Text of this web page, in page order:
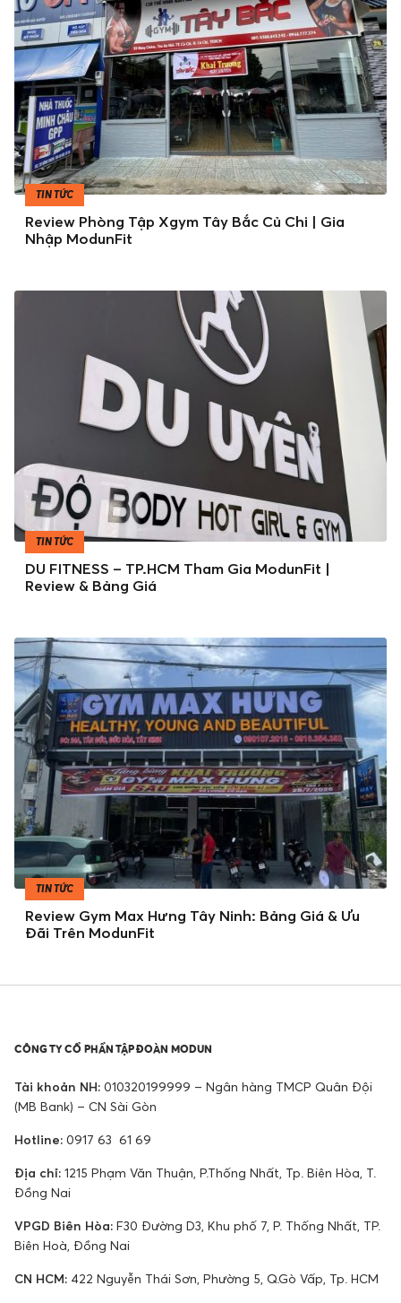
TIN TỨC
Review Phòng Tập Xgym Tây Bắc Củ Chi | Gia
Nhập ModunFit
TIN TỨC
DU FITNESS – TP.HCM Tham Gia ModunFit |
Review & Bảng Giá
TIN TỨC
Review Gym Max Hưng Tây Ninh: Bảng Giá & Ưu
Đãi Trên ModunFit
CÔNG TY CỔ PHẦN TẬP ĐOÀN MODUN
Tài khoản NH: 010320199999 – Ngân hàng TMCP Quân Đội
(MB Bank) – CN Sài Gòn
Hotline: 0917 63 61 69
Địa chỉ: 1215 Phạm Văn Thuận, P.Thống Nhất, Tp. Biên Hòa, T.
Đồng Nai
VPGD Biên Hòa: F30 Đường D3, Khu phố 7, P. Thống Nhất, TP.
Biên Hoà, Đồng Nai
CN HCM: 422 Nguyễn Thái Sơn, Phường 5, Q.Gò Vấp, Tp. HCM